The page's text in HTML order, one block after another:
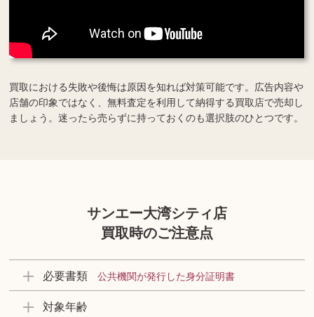
買取における失敗や後悔は原因を知れば対策可能です。広告内容や
店舗の印象ではなく、無料査定を利用して納得する買取店で売却し
ましょう。迷ったら売らずに持っておくのも選択肢のひとつです。
サンエー大湾シティ店
買取時のご注意点
必要書類 公共機関が発行した身分証明書
対象年齢